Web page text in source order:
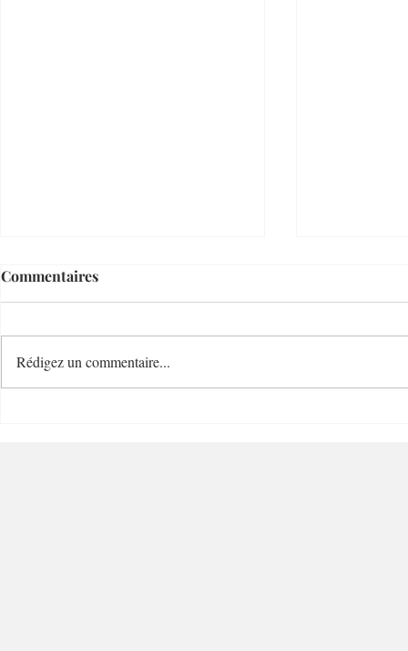
Commentaires
Rédigez un commentaire...